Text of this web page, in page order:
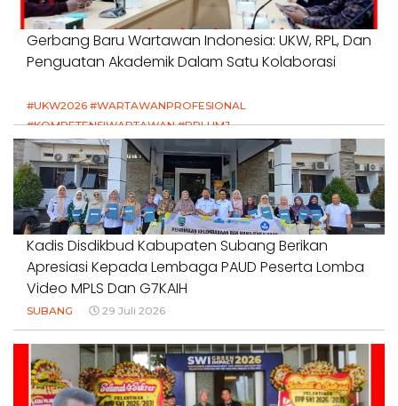
Gerbang Baru Wartawan Indonesia: UKW, RPL, Dan
Penguatan Akademik Dalam Satu Kolaborasi
#UKW2026 #WARTAWANPROFESIONAL
#KOMPETENSIWARTAWAN #RPLUMJ
#PENDIDIKANWARTAWAN #SWINASIONAL #SWIJABAR
1 Agustus 2026
Kadis Disdikbud Kabupaten Subang Berikan
Apresiasi Kepada Lembaga PAUD Peserta Lomba
Video MPLS Dan G7KAIH
SUBANG 29 Juli 2026